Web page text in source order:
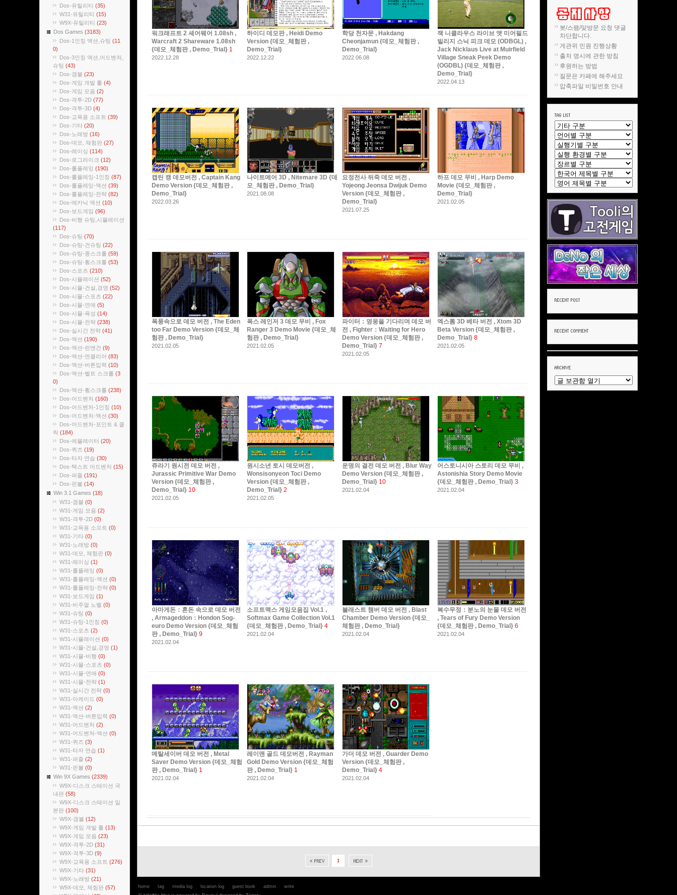
Dos-유틸리티 (35)
W31-유틸리티 (15)
W9X-유틸리티 (23)
Dos Games (3183)
Dos-1인칭 액션,슈팅 (11
0)
Dos-3인칭 액션,어드벤처,
슈팅 (43)
Dos-갬블 (23)
Dos-게임 개발 툴 (4)
Dos-게임 모음 (2)
Dos-격투-2D (77)
Dos-격투-3D (4)
Dos-교육용 소프트 (39)
Dos-기타 (20)
Dos-노래방 (16)
Dos-데모, 체험판 (27)
Dos-레이싱 (114)
Dos-로그라이크 (12)
Dos-롤플레잉 (190)
Dos-롤플레잉-1인칭 (87)
Dos-롤플레잉-액션 (39)
Dos-롤플레잉-전략 (82)
Dos-메카닉 액션 (10)
Dos-보드게임 (96)
Dos-비행 슈팅,시뮬레이션
(117)
Dos-슈팅 (70)
Dos-슈팅-건슈팅 (22)
Dos-슈팅-종스크롤 (59)
Dos-슈팅-횡스크롤 (53)
Dos-스포츠 (210)
Dos-시뮬레이션 (52)
Dos-시뮬-건설,경영 (52)
Dos-시뮬-스포츠 (22)
Dos-시뮬-연애 (5)
Dos-시뮬-육성 (14)
Dos-시뮬-전략 (238)
Dos-실시간 전략 (41)
Dos-액션 (190)
Dos-액션-런앤건 (9)
Dos-액션-면클리어 (83)
Dos-액션-버튼입력 (10)
Dos-액션-벨트 스크롤 (3
0)
Dos-액션-횡스크롤 (238)
Dos-어드벤처 (160)
Dos-어드벤처-1인칭 (10)
Dos-어드벤처-액션 (30)
Dos-어드벤처-포인트 & 클
릭 (184)
Dos-에뮬레이터 (20)
Dos-퀴즈 (19)
Dos-타자 연습 (30)
Dos-텍스트 어드벤처 (15)
Dos-퍼즐 (191)
Dos-핀볼 (14)
Win 3.1 Games (18)
W31-갬블 (0)
W31-게임 모음 (2)
W31-격투-2D (0)
W31-교육용 소프트 (0)
W31-기타 (0)
W31-노래방 (0)
W31-데모, 체험판 (0)
W31-레이싱 (1)
W31-롤플레잉 (0)
W31-롤플레잉-액션 (0)
W31-롤플레잉-전략 (0)
W31-보드게임 (1)
W31-비주얼 노벨 (0)
W31-슈팅 (0)
W31-슈팅-1인칭 (0)
W31-스포츠 (2)
W31-시뮬레이션 (0)
W31-시뮬-건설,경영 (1)
W31-시뮬-비행 (0)
W31-시뮬-스포츠 (0)
W31-시뮬-연애 (0)
W31-시뮬-전략 (1)
W31-실시간 전략 (0)
W31-아케이드 (0)
W31-액션 (2)
W31-액션-버튼입력 (0)
W31-어드벤처 (2)
W31-어드벤처-액션 (0)
W31-퀴즈 (3)
W31-타자 연습 (1)
W31-퍼즐 (2)
W31-핀볼 (0)
Win 9X Games (2339)
W9X-디스크 스테이션 국
내판 (58)
W9X-디스크 스테이션 일
본판 (100)
W9X-갬블 (12)
W9X-게임 개발 툴 (13)
W9X-게임 모음 (23)
W9X-격투-2D (31)
W9X-격투-3D (9)
W9X-교육용 소프트 (276)
W9X-기타 (31)
W9X-노래방 (21)
W9X-데모, 체험판 (57)
봇/스팸/맞방문 요청 댓글
차단합니다.
게관위 민원 진행상황
출처 명시에 관한 방침
후원하는 방법
질문은 카페에 해주세요
압축파일 비밀번호 안내
워크래프트 2 셰어웨어 1.08sh ,
Warcraft 2 Shareware 1.08sh
{데모_체험판 , Demo_Trial} 1
2022.12.28
하이디 데모판 , Heidi Demo
Version {데모_체험판 ,
Demo_Trial}
2022.12.22
학당 천자문 , Hakdang
Cheonjamun {데모_체험판 ,
Demo_Trial}
2022.06.08
잭 니클라우스 라이브 앳 미어필드
빌리지 스닉 피크 데모 (ODBGL) ,
Jack Nicklaus Live at Muirfield
Village Sneak Peek Demo
(OGDBL) {데모_체험판 ,
Demo_Trial}
2022.04.13
캡틴 캥 데모버전 , Captain Kang
Demo Version {데모_체험판 ,
Demo_Trial}
2022.03.26
나이트메어 3D , Nitemare 3D {데
모_체험판 , Demo_Trial}
2021.08.08
요정전사 뒤죽 데모 버전 ,
Yojeong Jeonsa Dwijuk Demo
Version {데모_체험판 ,
Demo_Trial}
2021.07.25
하프 데모 무비 , Harp Demo
Movie {데모_체험판 ,
Demo_Trial}
2021.02.05
폭풍속으로 데모 버전 , The Eden
too Far Demo Version {데모_체
험판 , Demo_Trial}
2021.02.05
폭스 레인저 3 데모 무비 , Fox
Ranger 3 Demo Movie {데모_체
험판 , Demo_Trial}
2021.02.05
파이터：영웅을 기다리며 데모 버
전 , Fighter：Waiting for Hero
Demo Version {데모_체험판 ,
Demo_Trial} 7
2021.02.05
엑스톰 3D 베타 버전 , Xtom 3D
Beta Version {데모_체험판 ,
Demo_Trial} 8
2021.02.05
쥬라기 원시전 데모 버전 ,
Jurassic Primitive War Demo
Version {데모_체험판 ,
Demo_Trial} 10
2021.02.05
원시소년 토시 데모버전 ,
Wonsisonyeon Toci Demo
Version {데모_체험판 ,
Demo_Trial} 2
2021.02.05
운명의 결전 데모 버전 , Blur Way
Demo Version {데모_체험판 ,
Demo_Trial} 10
2021.02.04
어스토니시아 스토리 데모 무비 ,
Astonishia Story Demo Movie
{데모_체험판 , Demo_Trial} 3
2021.02.04
아마게돈：혼돈 속으로 데모 버전
, Armageddon：Hondon Sog-
euro Demo Version {데모_체험
판 , Demo_Trial} 9
2021.02.04
소프트맥스 게임모음집 Vol.1 ,
Softmax Game Collection Vol.1
{데모_체험판 , Demo_Trial} 4
2021.02.04
블래스트 챔버 데모 버전 , Blast
Chamber Demo Version {데모_
체험판 , Demo_Trial}
2021.02.04
복수무정：분노의 눈물 데모 버전
, Tears of Fury Demo Version
{데모_체험판 , Demo_Trial} 6
2021.02.04
메탈세이버 데모 버전 , Metal
Saver Demo Version {데모_체험
판 , Demo_Trial} 1
2021.02.04
레이맨 골드 데모버전 , Rayman
Gold Demo Version {데모_체험
판 , Demo_Trial} 1
2021.02.04
가더 데모 버전 , Guarder Demo
Version {데모_체험판 ,
Demo_Trial} 4
2021.02.04
1
home tag media log location log guest book admin
write